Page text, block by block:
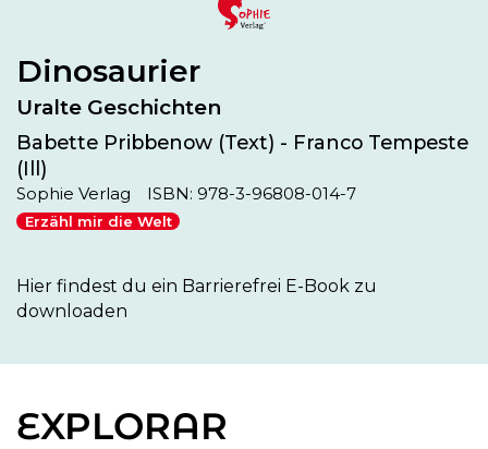
Dinosaurier
Uralte Geschichten
Babette Pribbenow (Text) - Franco Tempeste
(Ill)
Sophie Verlag ISBN: 978-3-96808-014-7
Erzähl mir die Welt
Hier findest du ein Barrierefrei E-Book zu
downloaden
EXPLORAR